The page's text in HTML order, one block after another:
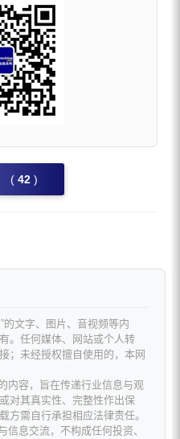
( 42 )
的文字、图片、音视频等内
。任何媒体、网站或个人转
；未经授权擅自使用的，本网
内容，旨在传递行业信息与观
对其真实性、完整性作出保
方需自行承担相应法律责任。
信息交流，不构成任何投资、